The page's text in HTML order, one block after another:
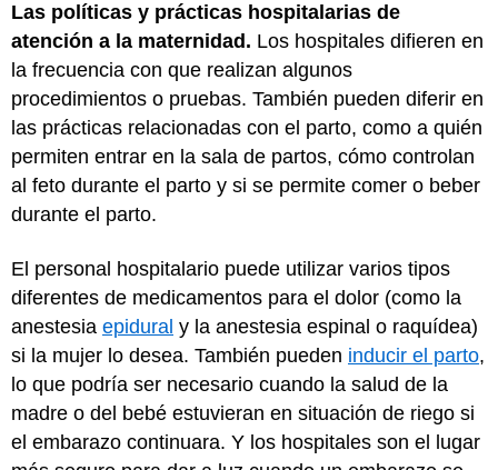
Las políticas y prácticas hospitalarias de
atención a la maternidad. Los hospitales difieren en
la frecuencia con que realizan algunos
procedimientos o pruebas. También pueden diferir en
las prácticas relacionadas con el parto, como a quién
permiten entrar en la sala de partos, cómo controlan
al feto durante el parto y si se permite comer o beber
durante el parto.
El personal hospitalario puede utilizar varios tipos
diferentes de medicamentos para el dolor (como la
anestesia epidural y la anestesia espinal o raquídea)
si la mujer lo desea. También pueden inducir el parto,
lo que podría ser necesario cuando la salud de la
madre o del bebé estuvieran en situación de riego si
el embarazo continuara. Y los hospitales son el lugar